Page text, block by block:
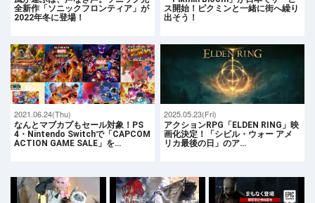
全新作「ソニックフロンティア」が
2022年冬に登場！
ス開始！ピクミンと一緒に街へ繰り
出そう！
2021.06.24(Thu)
なんとマブカプもセール対象！PS
4・Nintendo Switchで「CAPCOM
ACTION GAME SALE」を…
2025.05.23(Fri)
アクションRPG「ELDEN RING」映
画化決定！「シビル・ウォー アメ
リカ最後の日」のア…